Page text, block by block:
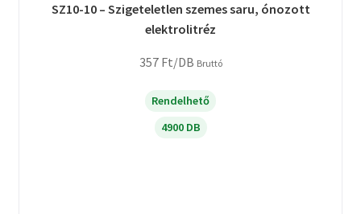
SZ10-10 – Szigeteletlen szemes saru, ónozott
elektrolitréz
357 Ft/DB Bruttó
Rendelhető
4900 DB